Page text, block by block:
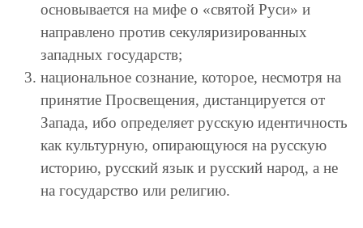
основывается на мифе о «святой Руси» и
направлено против секуляризированных
западных государств;
национальное сознание, которое, несмотря на
принятие Просвещения, дистанцируется от
Запада, ибо определяет русскую идентичность
как культурную, опирающуюся на русскую
историю, русский язык и русский народ, а не
на государство или религию.